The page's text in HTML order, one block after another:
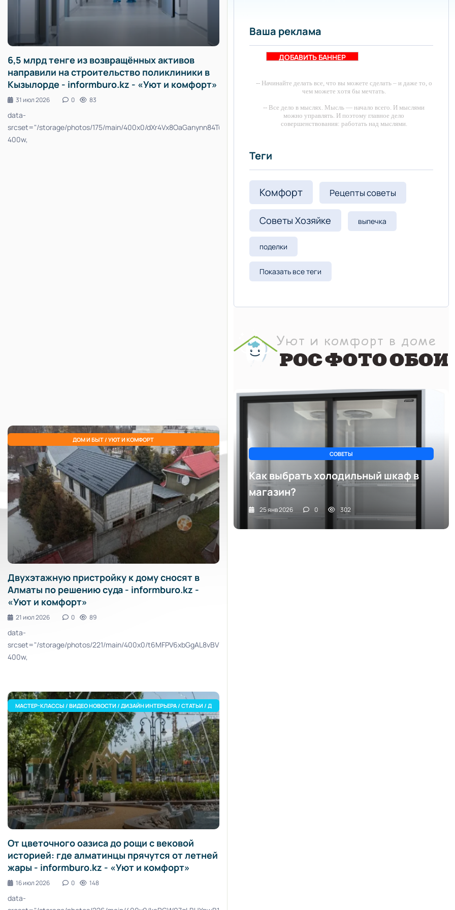
6,5 млрд тенге из возвращённых активов
направили на строительство поликлиники в
Кызылорде - informburo.kz - «Уют и комфорт»
31 июл 2026 0 83
data-
srcset="/storage/photos/175/main/400x0/dXr4Vx8OaGanynn84TuFdf9plA8qHDufczTpcvrM.webp
400w,
/ ВИДЕО НОВОСТИ / УЮТ И КОМФОРТ
ДОМ И БЫТ / УЮТ И КОМФОРТ
Двухэтажную пристройку к дому сносят в
Алматы по решению суда - informburo.kz -
«Уют и комфорт»
21 июл 2026 0 89
data-
srcset="/storage/photos/221/main/400x0/t6MFPV6xbGgAL8vBVDqi6ojAxHWUNVRYlSxPAdvQ.webp
400w,
УЮТ И КОМФОРТ
МАСТЕР-КЛАССЫ / ВИДЕО НОВОСТИ / ДИЗАЙН ИНТЕРЬЕРА / СТАТЬИ / ДВОР И САД / МОДЕЛИСТ КОНСТРУКТОР / УЮТ И КОМФОРТ
От цветочного оазиса до рощи с вековой
историей: где алматинцы прячутся от летней
жары - informburo.kz - «Уют и комфорт»
16 июл 2026 0 148
data-
Ваша реклама
ДОБАВИТЬ БАННЕР
-- Начинайте делать все, что вы можете сделать – и даже то, о
чем можете хотя бы мечтать.
-- Все дело в мыслях. Мысль — начало всего. И мыслями
можно управлять. И поэтому главное дело
совершенствования: работать над мыслями.
— глупость. Из всех страхов самый пугающий —
самолюбование.
-- Лучшее, что можно сделать с хорошим советом, это
пропустить его мимо ушей. Он никогда не бывает полезен
никому, кроме того, кто его дал.
-- Люблю давать советы и очень не люблю, когда их дают мне.
Теги
Комфорт Рецепты советы
Советы Хозяйке выпечка
поделки
Показать все теги
СОВЕТЫ
Как выбрать холодильный шкаф в
магазин?
25 янв 2026 0 302